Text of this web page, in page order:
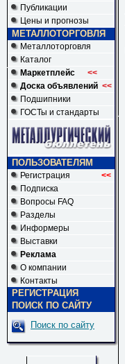
Публикации
Цены и прогнозы
МЕТАЛЛОТОРГОВЛЯ
Металлоторговля
Каталог
Маркетплейс
<<
Доска объявлений <<
Подшипники
ГОСТы и стандарты
ПОЛЬЗОВАТЕЛЯМ
Регистрация <<
Подписка
Вопросы FAQ
Разделы
Информеры
Выставки
Реклама
О компании
Контакты
РЕГИСТРАЦИЯ
ПОИСК ПО САЙТУ
Поиск по сайту